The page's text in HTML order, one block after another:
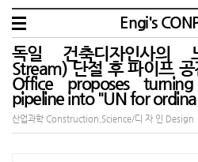
Engi's
독일 건축디자인사의
Stream) 단절 후 파이프
Office proposes
pipeline into "UN for
산업과학 Construction,Science/디 자 인 Design